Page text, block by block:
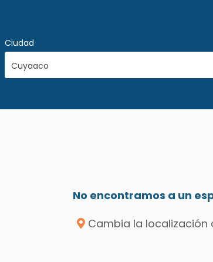
Ciudad
Cuyoaco
No encontramos a un
Cambia la localización